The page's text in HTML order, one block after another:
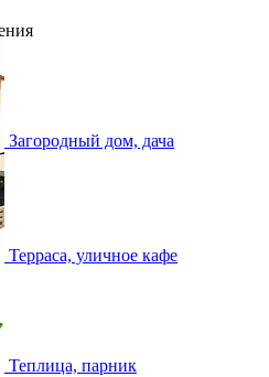
Загородный дом, дача
Терраса, уличное кафе
Теплица, парник